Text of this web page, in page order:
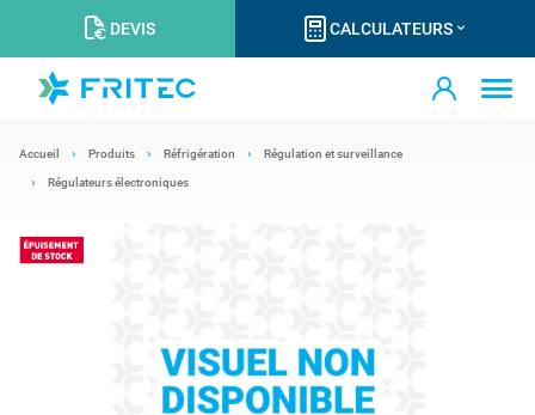
DEVIS CALCULATEURS
Accueil Produits Réfrigération Régulation et surveillance
Régulateurs électroniques